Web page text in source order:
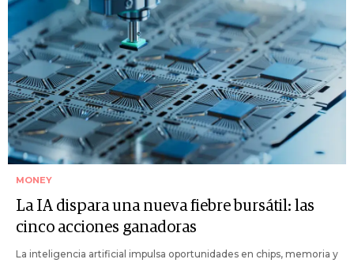
MONEY
La IA dispara una nueva fiebre bursátil: las
cinco acciones ganadoras
La inteligencia artificial impulsa oportunidades en chips, memoria y